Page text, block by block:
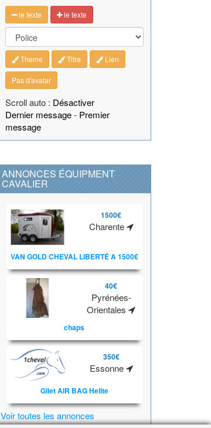
le texte le texte
Theme Titre Lien
Pas d'avatar
Scroll auto : Désactiver
Dernier message- Premier
message
ANNONCES ÉQUIPMENT
CAVALIER
1500€
Charente
VAN GOLD CHEVAL LIBERTÉ A 1500€
40€
Pyrénées-
Orientales
chaps
350€
Essonne
Gilet AIR BAG Helite
Voir toutes les annonces